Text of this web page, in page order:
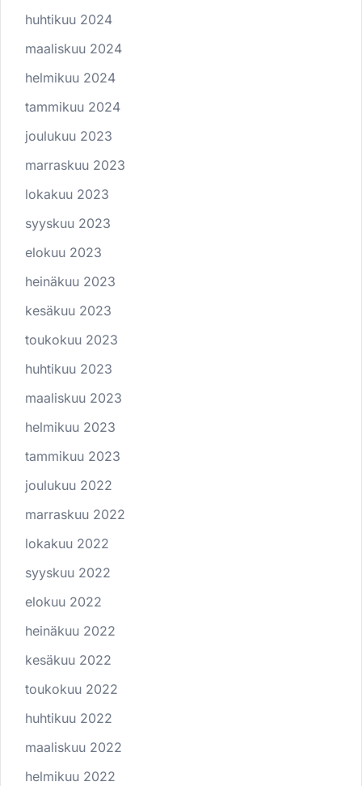
huhtikuu 2024
maaliskuu 2024
helmikuu 2024
tammikuu 2024
joulukuu 2023
marraskuu 2023
lokakuu 2023
syyskuu 2023
elokuu 2023
heinäkuu 2023
kesäkuu 2023
toukokuu 2023
huhtikuu 2023
maaliskuu 2023
helmikuu 2023
tammikuu 2023
joulukuu 2022
marraskuu 2022
lokakuu 2022
syyskuu 2022
elokuu 2022
heinäkuu 2022
kesäkuu 2022
toukokuu 2022
huhtikuu 2022
maaliskuu 2022
helmikuu 2022